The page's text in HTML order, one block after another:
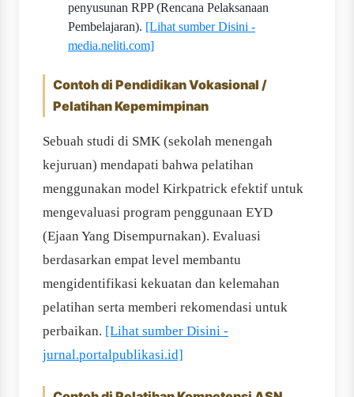
penyusunan RPP (Rencana Pelaksanaan
Pembelajaran). [Lihat sumber Disini -
media.neliti.com]
Contoh di Pendidikan Vokasional /
Pelatihan Kepemimpinan
Sebuah studi di SMK (sekolah menengah
kejuruan) mendapati bahwa pelatihan
menggunakan model Kirkpatrick efektif untuk
mengevaluasi program penggunaan EYD
(Ejaan Yang Disempurnakan). Evaluasi
berdasarkan empat level membantu
mengidentifikasi kekuatan dan kelemahan
pelatihan serta memberi rekomendasi untuk
perbaikan. [Lihat sumber Disini -
jurnal.portalpublikasi.id]